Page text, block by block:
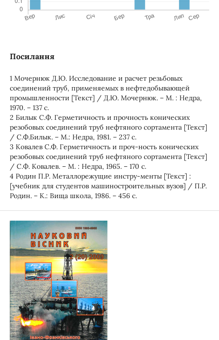
Посилання
1 Мочернюк Д.Ю. Исследование и расчет резьбовых
соединений труб, применяемых в нефтедобывающей
промышленности [Текст] / Д.Ю. Мочернюк. – М. : Недра,
1970. – 137 с.
2 Билык С.Ф. Герметичность и прочность конических
резобовых соединений труб нефтяного сортамента [Текст]
/ С.Ф.Билык. – М.: Недра, 1981. – 237 с.
3 Ковалев С.Ф. Герметичность и проч-ность конических
резобовых соединений труб нефтяного сортамента [Текст]
/ С.Ф. Ковалев. – М. : Недра, 1965. – 170 с.
4 Родин П.Р. Металлорежущие инстру-менты [Текст] :
[учебник для студентов машиностроительных вузов] / П.Р.
Родин. – К.: Вища школа, 1986. – 456 с.